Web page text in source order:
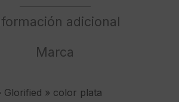
adicional
Marca
Glorified » color plata